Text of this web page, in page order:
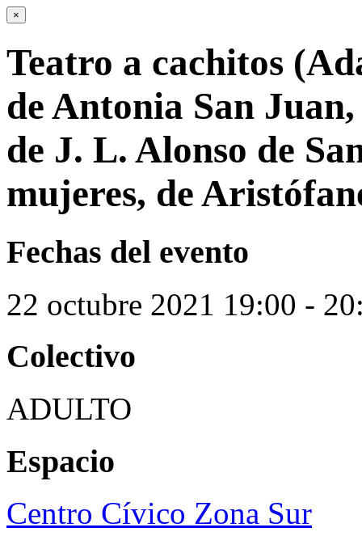
×
Teatro a cachitos
de Antonia San
de J. L. Alonso de
mujeres, de
Fechas del evento
22 octubre 2021 19:00 -
Colectivo
ADULTO
Espacio
Centro Cívico Zona Sur